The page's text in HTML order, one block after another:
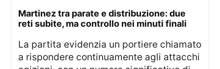
martinez tra parate e distribuzione: due
reti subite, ma controllo nei minuti finali
La partita evidenzia un portiere chiamato
a rispondere continuamente agli attacchi